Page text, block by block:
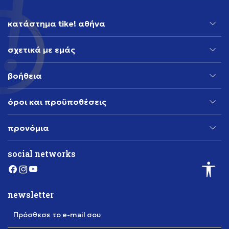
κατάστημα tike! αθήνα
σχετικά με εμάς
βοήθεια
όροι και προϋποθέσεις
προνόμια
social networks
newsletter
Πρόσθεσε το e-mail σου